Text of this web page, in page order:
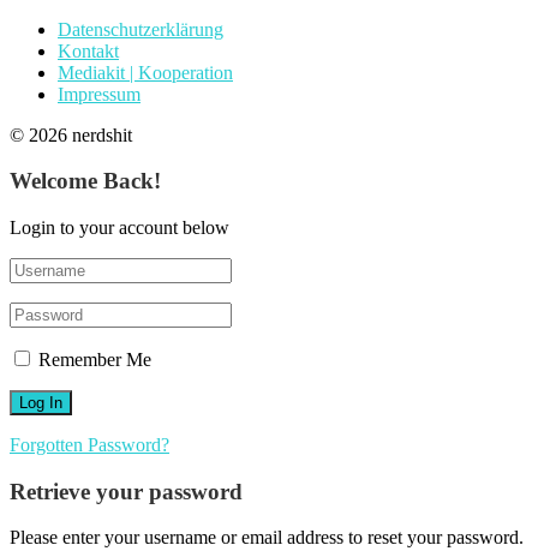
Datenschutzerklärung
Kontakt
Mediakit | Kooperation
Impressum
© 2026 nerdshit
Welcome Back!
Login to your account below
Remember Me
Forgotten Password?
Retrieve your password
Please enter your username or email address to reset your password.